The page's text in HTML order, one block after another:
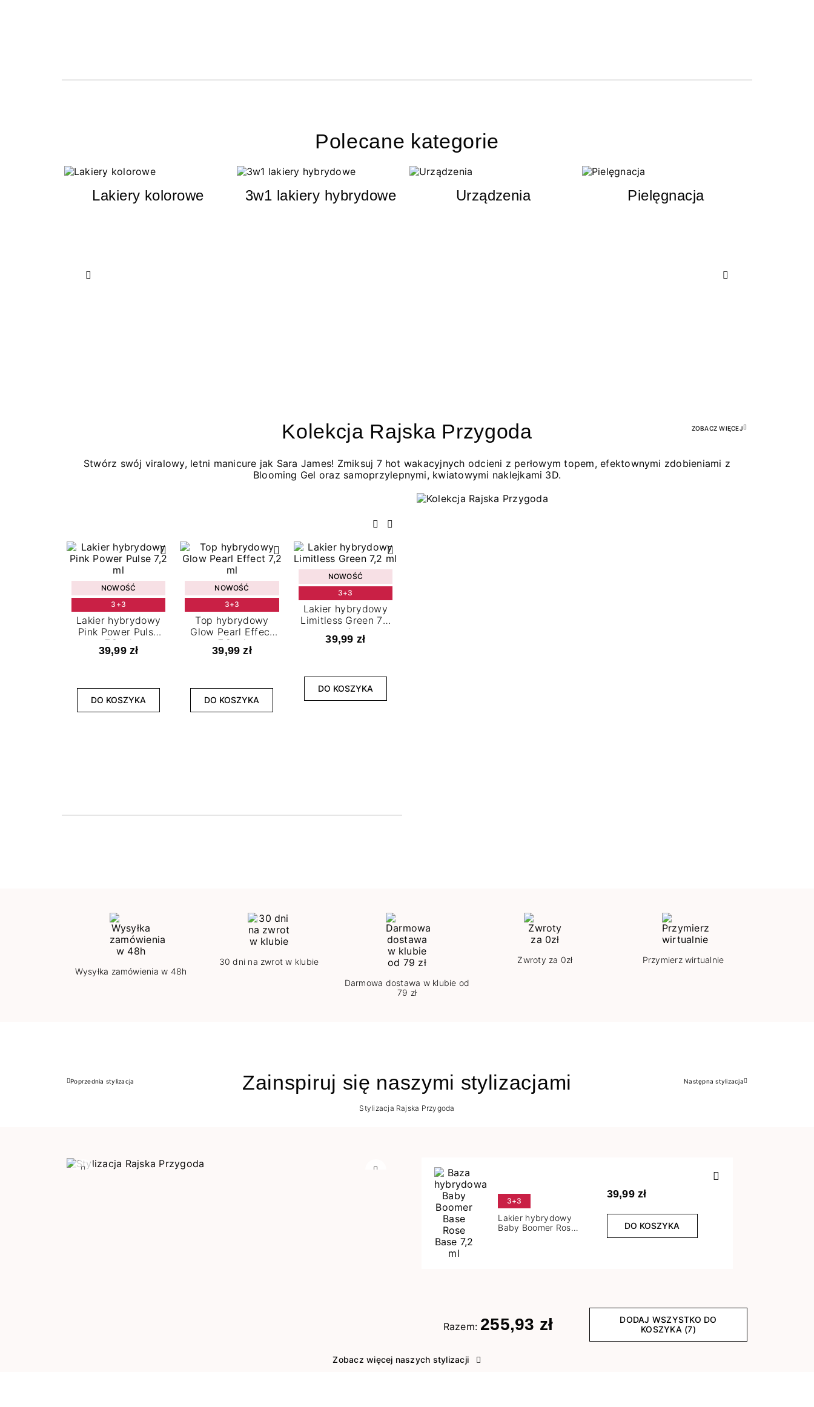
Polecane kategorie
Lakiery kolorowe 3w1 lakiery hybrydowe Urządzenia Pielęgnacja
Kolekcja Rajska Przygoda ZOBACZ WIĘCEJ
Stwórz swój viralowy, letni manicure jak Sara James! Zmiksuj 7 hot wakacyjnych odcieni z perłowym topem, efektownymi zdobieniami z
Blooming Gel oraz samoprzylepnymi, kwiatowymi naklejkami 3D.
Poprzedni
Następny
NOWOŚĆ
3+3
Lakier hybrydowy
Pink Power Pulse
7,2 ml
39,99 zł
DO KOSZYKA
NOWOŚĆ
3+3
Top hybrydowy
Glow Pearl Effect
7,2 ml
39,99 zł
DO KOSZYKA
NOWOŚĆ
3+3
Lakier hybrydowy
Limitless Green 7,2
ml
39,99 zł
DO KOSZYKA
Wysyłka zamówienia w 48h
30 dni na zwrot w klubie
Darmowa dostawa w klubie od
79 zł
Zwroty za 0zł Przymierz wirtualnie
Zainspiruj się naszymi stylizacjami
Poprzedni
Poprzednia stylizacja Następny
Następna stylizacja
Stylizacja Rajska Przygoda
3+3
Lakier hybrydowy
Baby Boomer Rose
39,99 zł
DO KOSZYKA
Razem: 255,93 zł
DODAJ WSZYSTKO DO
KOSZYKA (7)
Zobacz więcej naszych stylizacji